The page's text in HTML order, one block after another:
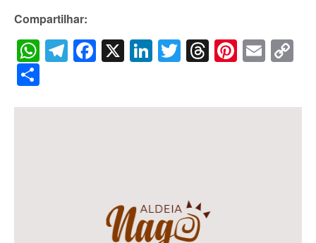
Compartilhar:
WhatsApp
Telegram
Facebook
X LinkedIn
Twitter
Threads